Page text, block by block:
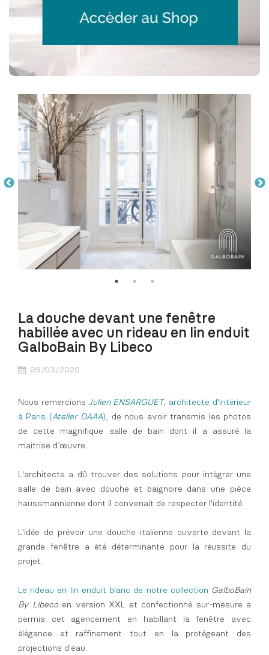
La douche devant une fenêtre
habillée avec un rideau en lin enduit
GalboBain By Libeco
09/03/2020
Nous remercions Julien ENSARGUET, architecte d'intérieur
à Paris (Atelier DAAA), de nous avoir transmis les photos
de cette magnifique salle de bain dont il a assuré la
maitrise d’œuvre.
L'architecte a dû trouver des solutions pour intégrer une
salle de bain avec douche et baignoire dans une pièce
haussmannienne dont il convenait de respecter l'identité.
L'idée de prévoir une douche italienne ouverte devant la
grande fenêtre a été déterminante pour la réussite du
projet.
Le rideau en lin enduit blanc de notre collection GalboBain
By Libecoen version XXL et confectionné sur-mesure a
permis cet agencement en habillant la fenêtre avec
élégance et raffinement tout en la protégeant des
projections d'eau.